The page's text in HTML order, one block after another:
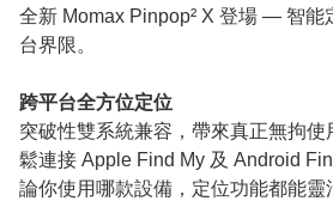
全新 Momax Pinpop² X 登場 — 智能
台界限。
跨平台全方位定位
突破性雙系統兼容，帶來真正無拘使
鬆連接 Apple Find My 及 Android
論你使用哪款設備，定位功能都能靈